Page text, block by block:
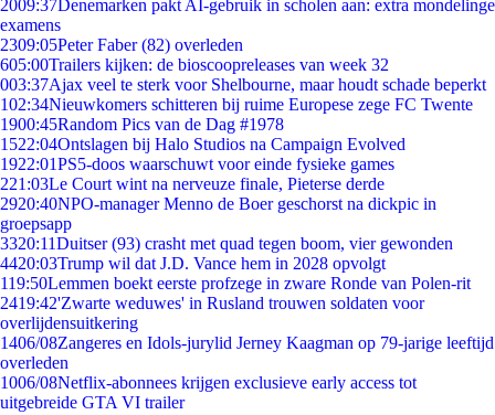
2009:37Denemarken pakt AI-gebruik in scholen aan: extra mondelinge
examens
2309:05Peter Faber (82) overleden
605:00Trailers kijken: de bioscoopreleases van week 32
003:37Ajax veel te sterk voor Shelbourne, maar houdt schade beperkt
102:34Nieuwkomers schitteren bij ruime Europese zege FC Twente
1900:45Random Pics van de Dag #1978
1522:04Ontslagen bij Halo Studios na Campaign Evolved
1922:01PS5-doos waarschuwt voor einde fysieke games
221:03Le Court wint na nerveuze finale, Pieterse derde
2920:40NPO-manager Menno de Boer geschorst na dickpic in
groepsapp
3320:11Duitser (93) crasht met quad tegen boom, vier gewonden
4420:03Trump wil dat J.D. Vance hem in 2028 opvolgt
119:50Lemmen boekt eerste profzege in zware Ronde van Polen-rit
2419:42'Zwarte weduwes' in Rusland trouwen soldaten voor
overlijdensuitkering
1406/08Zangeres en Idols-jurylid Jerney Kaagman op 79-jarige leeftijd
overleden
1006/08Netflix-abonnees krijgen exclusieve early access tot
uitgebreide GTA VI trailer